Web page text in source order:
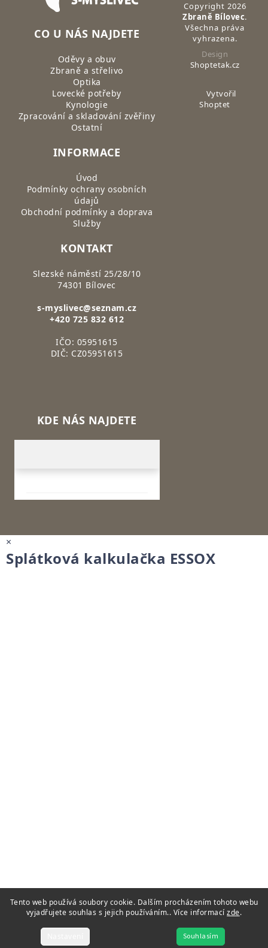
Tento web používá soubory cookie. Dalším procházením tohoto webu
vyjadřujete souhlas s jejich používáním.. Více informacízde.
Souhlasím
CO U NÁS NAJDETE
Oděvy a obuv
Zbraně a střelivo
Optika
Lovecké potřeby
Kynologie
Zpracování a skladování zvěřiny
Ostatní
INFORMACE
Úvod
Podmínky ochrany osobních
údajů
Obchodní podmínky a doprava
Služby
KONTAKT
Slezské náměstí 25/28/10
74301 Bílovec
s-myslivec@seznam.cz
+420 725 832 612
IČO: 05951615
DIČ: CZ05951615
KDE NÁS NAJDETE
Copyright 2026
Zbraně Bílovec.
Všechna práva
vyhrazena.
Design
Shoptetak.cz
Vytvořil
Shoptet
×
Splátková kalkulačka ESSOX